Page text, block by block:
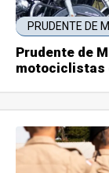
PRUDENTE DE
Prudente de
motociclistas